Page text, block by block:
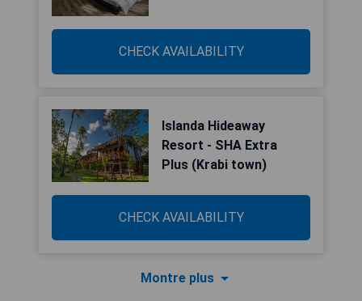
CHECK AVAILABILITY
Islanda Hideaway
Resort - SHA Extra
Plus (Krabi town)
CHECK AVAILABILITY
Montre plus